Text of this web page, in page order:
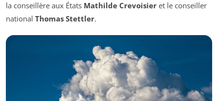
la conseillère aux États Mathilde Crevoisier et le conseiller
national Thomas Stettler.